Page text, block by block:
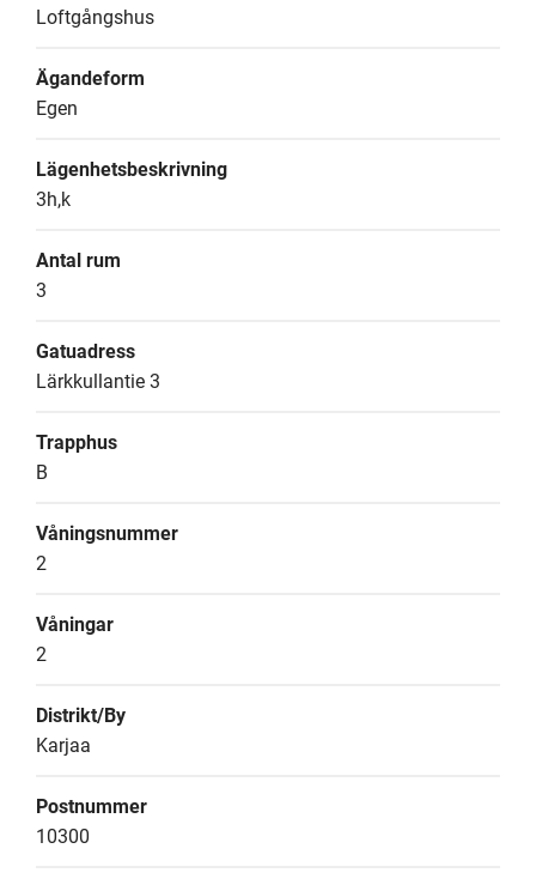
Loftgångshus
Ägandeform
Egen
Lägenhetsbeskrivning
3h,k
Antal rum
3
Gatuadress
Lärkkullantie 3
Trapphus
B
Våningsnummer
2
Våningar
2
Distrikt/By
Karjaa
Postnummer
10300